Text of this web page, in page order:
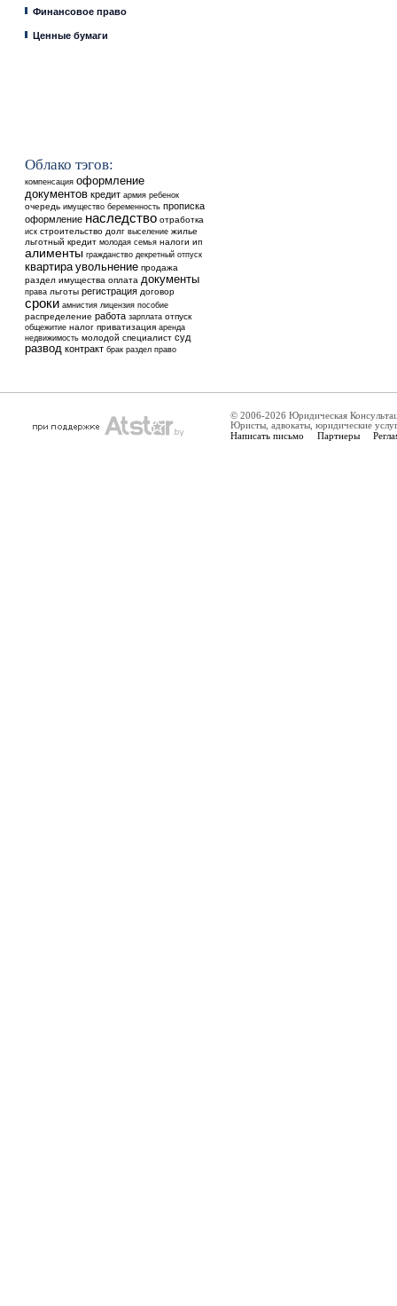
Финансовое право
Ценные бумаги
Облако тэгов:
компенсация оформление
документов кредит армия ребенок
очередь имущество беременность прописка
оформление наследство отработка
иск строительство долг выселение жилье
льготный кредит молодая семья налоги ип
алименты гражданство декретный отпуск
квартира увольнение продажа
раздел имущества оплата документы
права льготы регистрация договор
сроки амнистия лицензия пособие
распределение работа зарплата отпуск
общежитие налог приватизация аренда
недвижимость молодой специалист суд
развод контракт брак раздел право
© 2006-2026 Юридическая
Юристы, адвокаты, юридические
Написать письмо Партнеры